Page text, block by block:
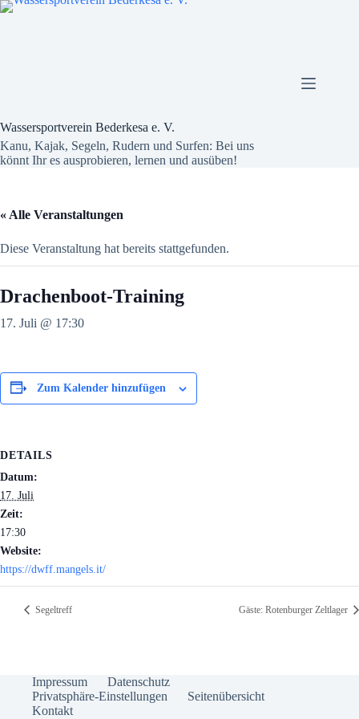
Zum
Wassersportverein Bederkesa e. V.
Kanu, Kajak, Segeln, Rudern und Surfen: Bei uns
könnt Ihr es ausprobieren, lernen und ausüben!
« Alle Veranstaltungen
Diese Veranstaltung hat bereits stattgefunden.
Drachenboot-Training
17. Juli @ 17:30
Zum Kalender hinzufügen
DETAILS
Datum:
17. Juli
Zeit:
17:30
Website:
https://dwff.mangels.it/
Segeltreff Gäste: Rotenburger Zeltlager
Impressum
Datenschutz
Privatsphäre-Einstellungen
Seitenübersicht
Kontakt